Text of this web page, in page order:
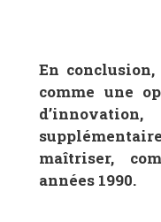
En
comme une
maîtriser,
années 1990.